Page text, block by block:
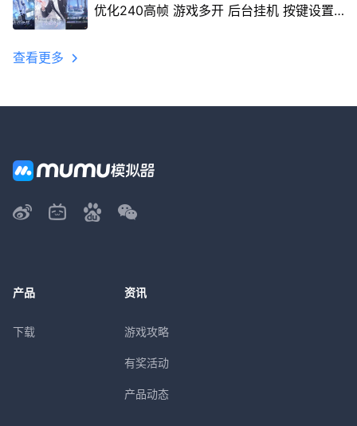
优化240高帧 游戏多开 后台挂机 按键设置
查看更多
产品
下载
资讯
游戏攻略
有奖活动
产品动态